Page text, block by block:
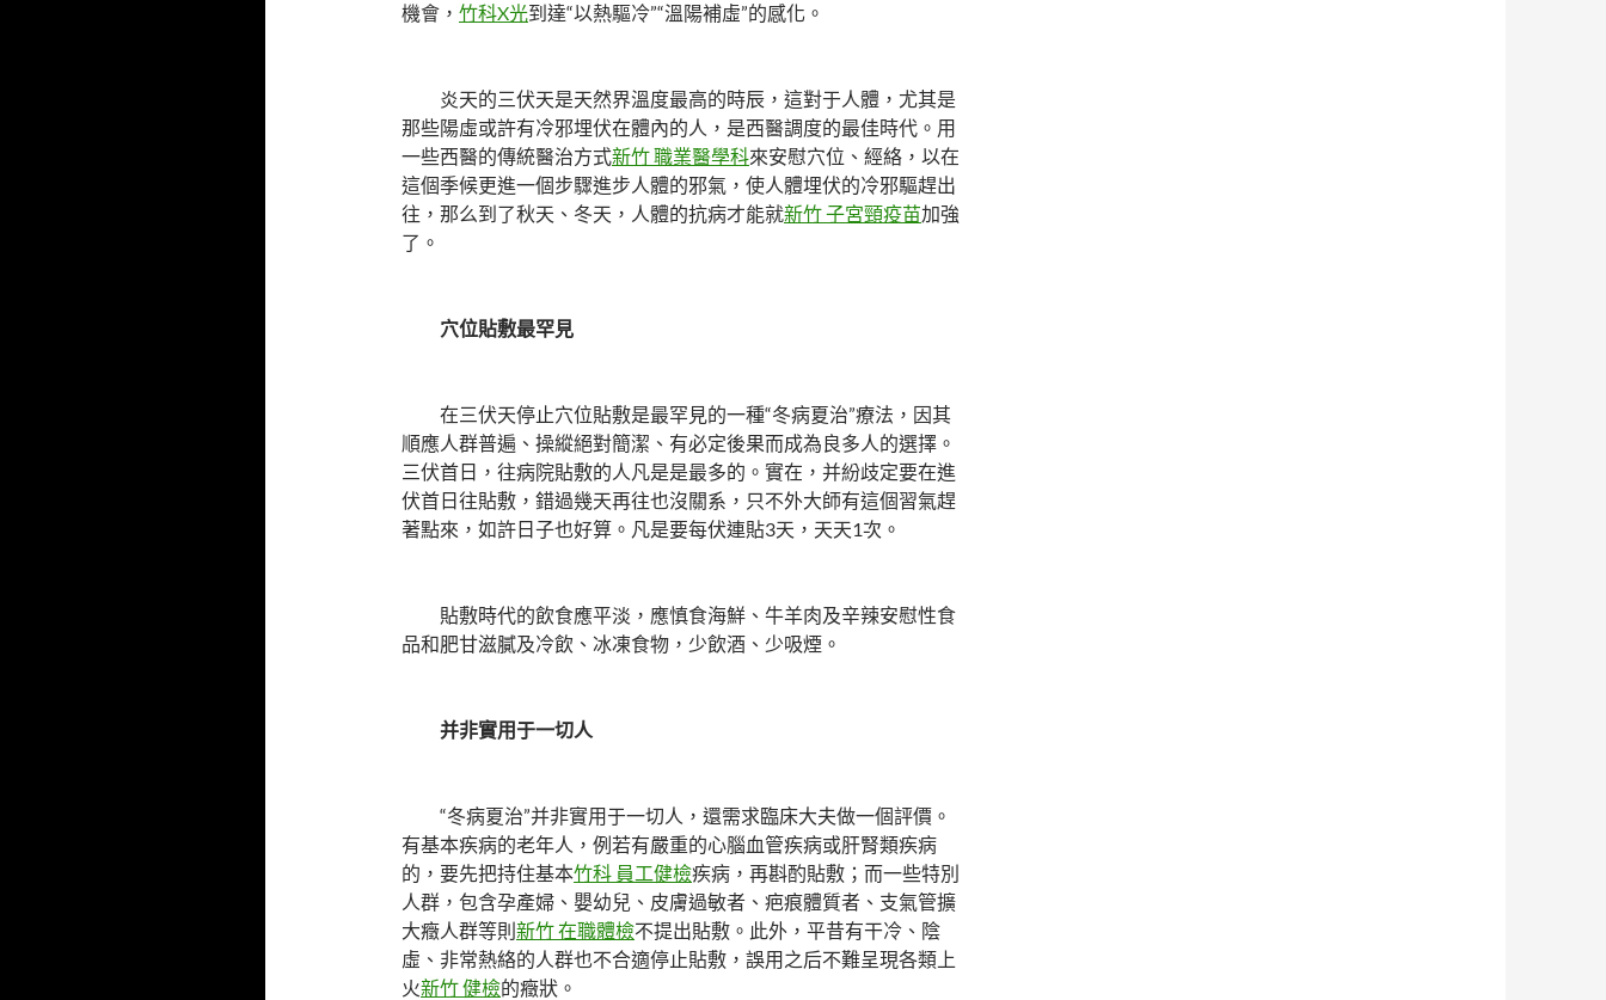
機會， 竹科X光到達“以熱驅冷”“溫陽補虛”的感化。
炎天的三伏天是天然界溫度最高的時辰，這對于人體，尤其是
那些陽虛或許有冷邪埋伏在體內的人，是西醫調度的最佳時代。用
一些西醫的傳統醫治方式新竹 職業醫學科來安慰穴位、經絡，以在
這個季候更進一個步驟進步人體的邪氣，使人體埋伏的冷邪驅趕出
往，那么到了秋天、冬天，人體的抗病才能就新竹 子宮頸疫苗加強
了。
穴位貼敷最罕見
在三伏天停止穴位貼敷是最罕見的一種“冬病夏治”療法，因其
順應人群普遍、操縱絕對簡潔、有必定後果而成為良多人的選擇。
三伏首日，往病院貼敷的人凡是是最多的。實在，并紛歧定要在進
伏首日往貼敷，錯過幾天再往也沒關系，只不外大師有這個習氣趕
著點來，如許日子也好算。凡是要每伏連貼3天，天天1次。
貼敷時代的飲食應平淡，應慎食海鮮、牛羊肉及辛辣安慰性食
品和肥甘滋膩及冷飲、冰凍食物，少飲酒、少吸煙。
并非實用于一切人
“冬病夏治”并非實用于一切人，還需求臨床大夫做一個評價。
有基本疾病的老年人，例若有嚴重的心腦血管疾病或肝腎類疾病
的，要先把持住基本竹科 員工健檢疾病，再斟酌貼敷；而一些特別
人群，包含孕產婦、嬰幼兒、皮膚過敏者、疤痕體質者、支氣管擴
大癥人群等則新竹 在職體檢不提出貼敷。此外，平昔有干冷、陰
虛、非常熱絡的人群也不合適停止貼敷，誤用之后不難呈現各類上
火新竹 健檢的癥狀。